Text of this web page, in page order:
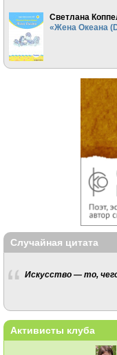
Светлана
«Жена Океана
Случайная цитата
Искусство — то,
Активисты клуба